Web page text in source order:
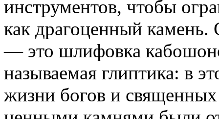
инструментов, чтобы
как драгоценный
— это шлифовка
называемая глиптика: в
жизни богов и